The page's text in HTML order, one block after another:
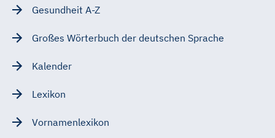
Gesundheit A-Z
Großes Wörterbuch der deutschen Sprache
Kalender
Lexikon
Vornamenlexikon